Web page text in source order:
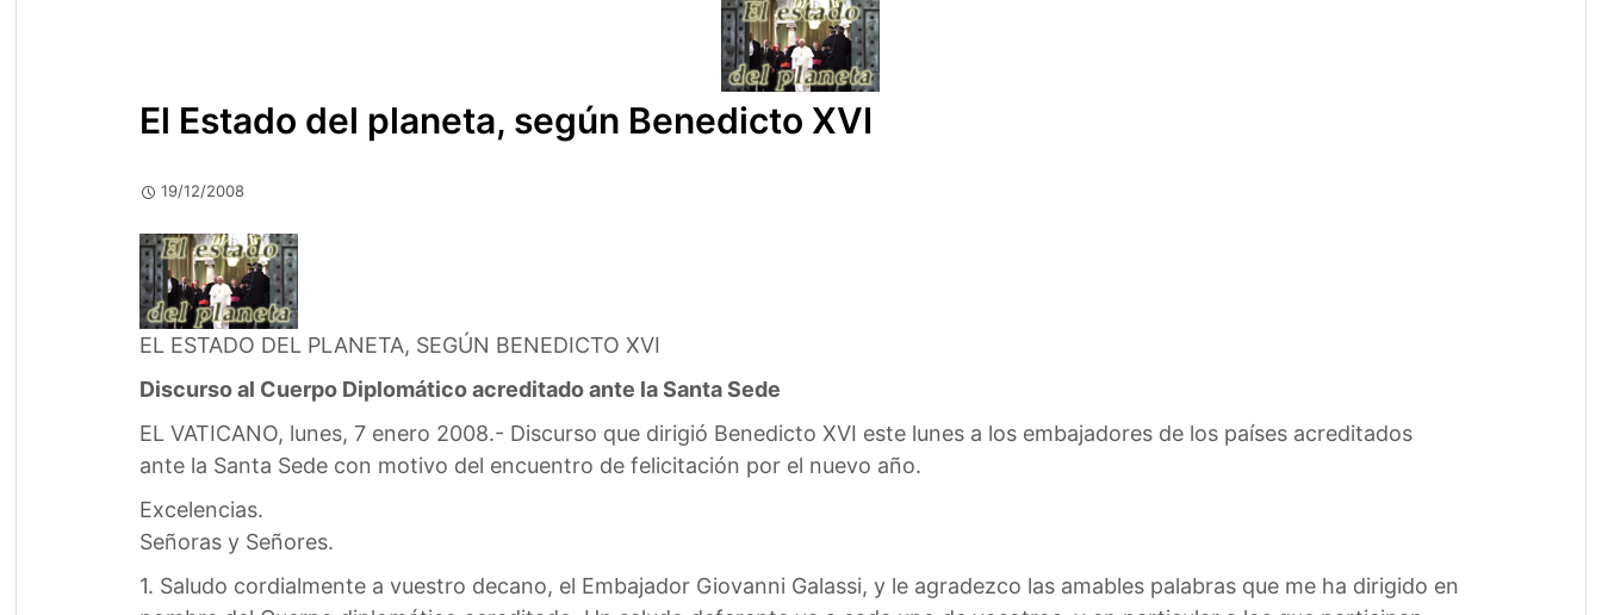
El Estado del planeta, según Benedicto XVI
19/12/2008
EL ESTADO DEL PLANETA, SEGÚN BENEDICTO XVI
Discurso al Cuerpo Diplomático acreditado ante la Santa Sede
EL VATICANO, lunes, 7 enero 2008.- Discurso que dirigió Benedicto XVI este lunes a los embajadores de los países acreditados
ante la Santa Sede con motivo del encuentro de felicitación por el nuevo año.
Excelencias.
Señoras y Señores.
1. Saludo cordialmente a vuestro decano, el Embajador Giovanni Galassi, y le agradezco las amables palabras que me ha dirigido en